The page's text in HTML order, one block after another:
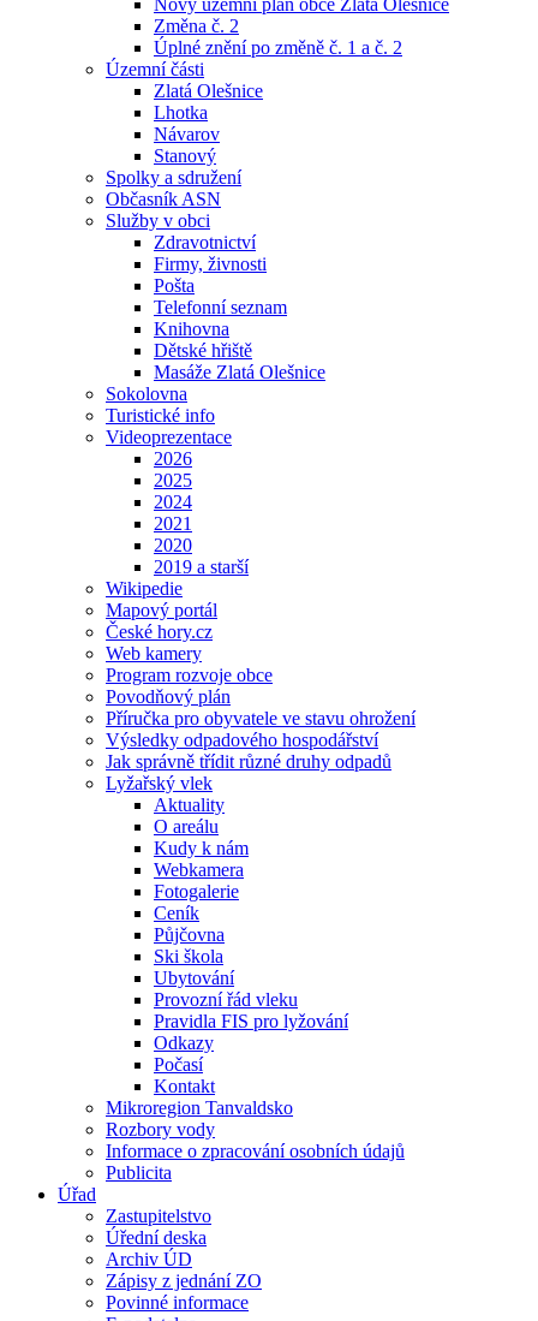
Nový územní plán obce Zlatá Olešnice
Změna č. 2
Úplné znění po změně č. 1 a č. 2
Územní části
Zlatá Olešnice
Lhotka
Návarov
Stanový
Spolky a sdružení
Občasník ASN
Služby v obci
Zdravotnictví
Firmy, živnosti
Pošta
Telefonní seznam
Knihovna
Dětské hřiště
Masáže Zlatá Olešnice
Sokolovna
Turistické info
Videoprezentace
2026
2025
2024
2021
2020
2019 a starší
Wikipedie
Mapový portál
České hory.cz
Web kamery
Program rozvoje obce
Povodňový plán
Příručka pro obyvatele ve stavu ohrožení
Výsledky odpadového hospodářství
Jak správně třídit různé druhy odpadů
Lyžařský vlek
Aktuality
O areálu
Kudy k nám
Webkamera
Fotogalerie
Ceník
Půjčovna
Ski škola
Ubytování
Provozní řád vleku
Pravidla FIS pro lyžování
Odkazy
Počasí
Kontakt
Mikroregion Tanvaldsko
Rozbory vody
Informace o zpracování osobních údajů
Publicita
Úřad
Zastupitelstvo
Úřední deska
Archiv ÚD
Zápisy z jednání ZO
Povinné informace